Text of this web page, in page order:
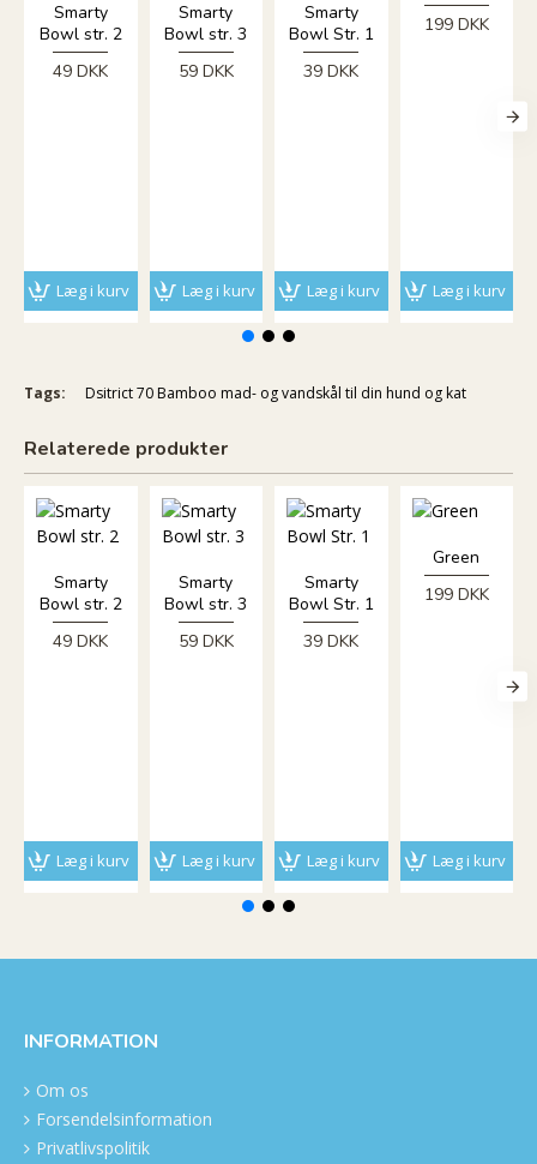
Smarty
Bowl str. 2
49 DKK
Læg i kurv
Smarty
Bowl str. 3
59 DKK
Læg i kurv
Smarty
Bowl Str. 1
39 DKK
Læg i kurv
199 DKK
Læg i kurv
Tags: Dsitrict 70 Bamboo mad- og vandskål til din hund og kat
Relaterede produkter
Smarty
Bowl str. 2
49 DKK
Læg i kurv
Smarty
Bowl str. 3
59 DKK
Læg i kurv
Smarty
Bowl Str. 1
39 DKK
Læg i kurv
Green
199 DKK
Læg i kurv
INFORMATION
Om os
Forsendelsinformation
Privatlivspolitik